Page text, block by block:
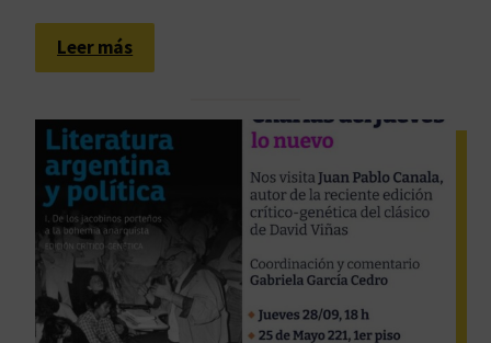
X
I
n
g
r
e
s
I
n
Leer más:
M
n
c
h
a
s
m